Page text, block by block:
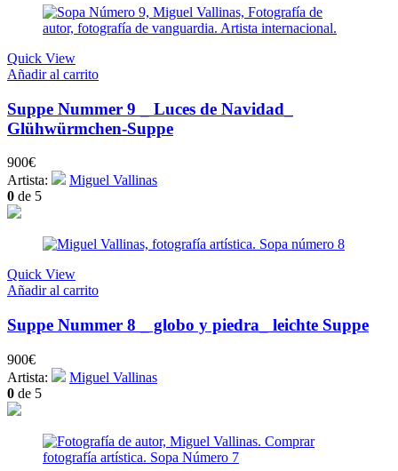
Quick View
Añadir al carrito
Suppe Nummer 9 _ Luces de Navidad_
Glühwürmchen-Suppe
900€
Artista:
Miguel Vallinas
0 de 5
Quick View
Añadir al carrito
Suppe Nummer 8 _ globo y piedra_ leichte Suppe
900€
Artista:
Miguel Vallinas
0 de 5